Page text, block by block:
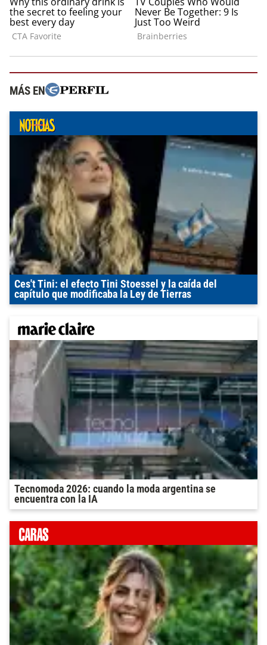
MÁS EN
Ces't Tini: el efecto Tini Stoessel y la caída del
capítulo que modificaba la Ley de Tierras
Tecnomoda 2026: cuando la moda argentina se
encuentra con la IA